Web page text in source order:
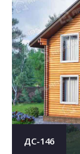
ДС-146